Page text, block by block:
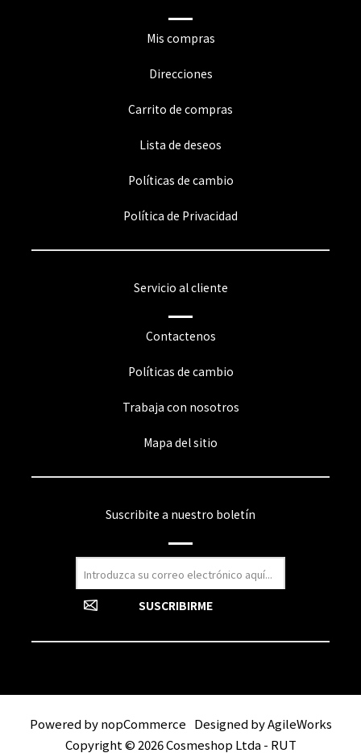
Mis compras
Direcciones
Carrito de compras
Lista de deseos
Políticas de cambio
Política de Privacidad
Servicio al cliente
Contactenos
Políticas de cambio
Trabaja con nosotros
Mapa del sitio
Suscribite a nuestro boletín
Powered bynopCommerce Designed byAgileWorks
Copyright © 2026 Cosmeshop Ltda - RUT